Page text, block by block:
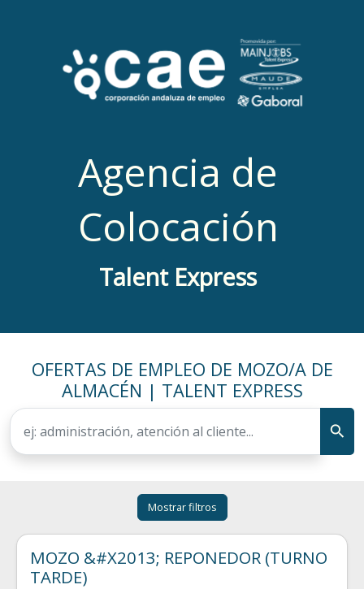
Agencia de
Colocación
Talent Express
OFERTAS DE EMPLEO DE MOZO/A DE
ALMACÉN | TALENT EXPRESS
Mostrar filtros
MOZO &#X2013; REPONEDOR (TURNO
TARDE)